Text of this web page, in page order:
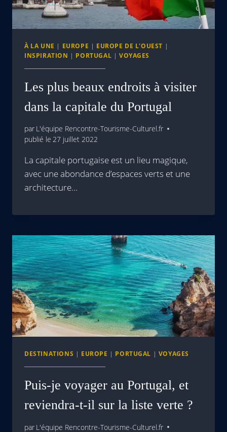
À LA UNE | EUROPE | EUROPE DE L'OUEST |
INSPIRATION | PORTUGAL | VOYAGES
Les plus beaux endroits à visiter
dans la capitale du Portugal‍
par L'équipe Rencontre-Tourisme-Culturel.fr
publié le 27 juillet 2022
La capitale portugaise est un lieu magique,
avec une abondance d’espaces verts et une
architecture…
DESTINATIONS | EUROPE | PORTUGAL | VOYAGES
Puis-je voyager au Portugal, et
reviendra-t-il sur la liste verte ?
par L'équipe Rencontre-Tourisme-Culturel.fr